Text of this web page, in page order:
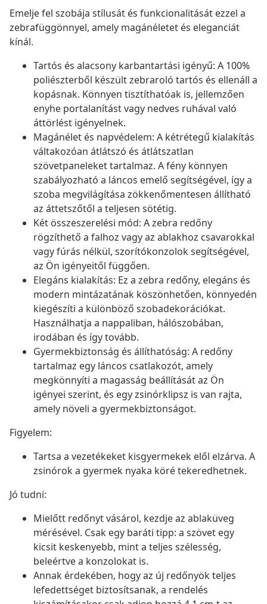
Emelje fel szobája stílusát és funkcionalitását ezzel a
zebrafüggönnyel, amely magánéletet és eleganciát
kínál.
Tartós és alacsony karbantartási igényű: A 100%
poliészterből készült zebraroló tartós és ellenáll a
kopásnak. Könnyen tisztíthatóak is, jellemzően
enyhe portalanítást vagy nedves ruhával való
áttörlést igényelnek.
Magánélet és napvédelem: A kétrétegű kialakítás
váltakozóan átlátszó és átlátszatlan
szövetpaneleket tartalmaz. A fény könnyen
szabályozható a láncos emelő segítségével, így a
szoba megvilágítása zökkenőmentesen állítható
az áttetszőtől a teljesen sötétig.
Két összeszerelési mód: A zebra redőny
rögzíthető a falhoz vagy az ablakhoz csavarokkal
vagy fúrás nélkül, szorítókonzolok segítségével,
az Ön igényeitől függően.
Elegáns kialakítás: Ez a zebra redőny, elegáns és
modern mintázatának köszönhetően, könnyedén
kiegészíti a különböző szobadekorációkat.
Használhatja a nappaliban, hálószobában,
irodában és így tovább.
Gyermekbiztonság és állíthatóság: A redőny
tartalmaz egy láncos csatlakozót, amely
megkönnyíti a magasság beállítását az Ön
igényei szerint, és egy zsinórklipsz is van rajta,
amely növeli a gyermekbiztonságot.
Figyelem:
Tartsa a vezetékeket kisgyermekek elől elzárva. A
zsinórok a gyermek nyaka köré tekeredhetnek.
Jó tudni:
Mielőtt redőnyt vásárol, kezdje az ablaküveg
mérésével. Csak egy baráti tipp: a szövet egy
kicsit keskenyebb, mint a teljes szélesség,
beleértve a konzolokat is.
Annak érdekében, hogy az új redőnyök teljes
lefedettséget biztosítsanak, a rendelés